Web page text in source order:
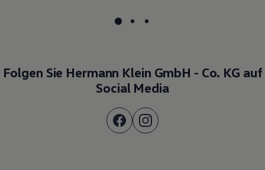
Folgen Sie Hermann Klein GmbH - Co. KG auf
Social Media